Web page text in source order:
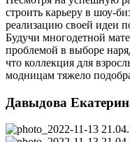
строить карьеру в шоу-
реализацию своей идеи
Будучи многодетной
проблемой в выборе
что коллекция для
модницам тяжело
Давыдова